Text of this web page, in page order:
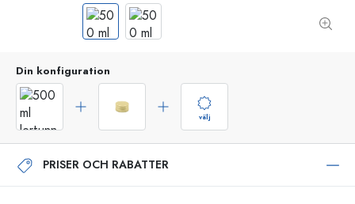
Din konfiguration
välj
PRISER OCH RABATTER